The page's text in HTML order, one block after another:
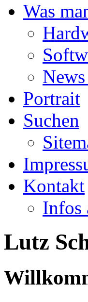
Was
Portrait
Suchen
Kontakt
Infos
Lutz